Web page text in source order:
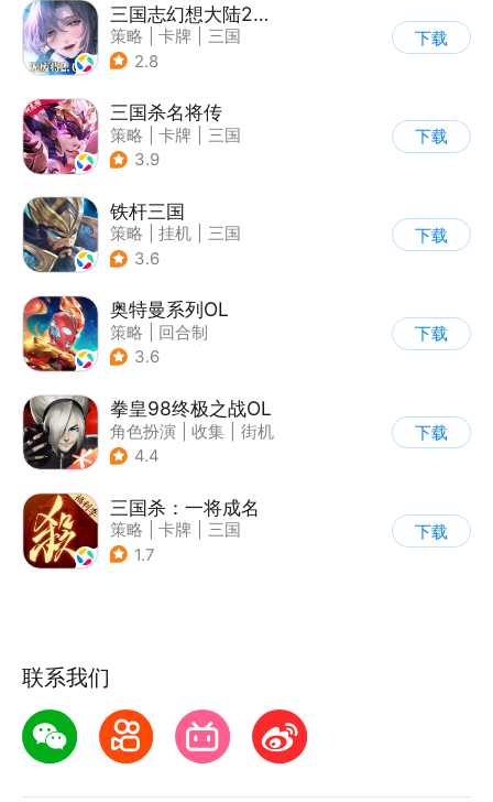
三国志幻想大陆2：枭之歌
策略 卡牌
三国
| 剧情
2.8
下载
三国杀名将传
策略 卡牌
三国
| Q版
3.9
下载
铁杆三国
策略 挂机
三国
| 中国风
3.6
下载
奥特曼系列OL
策略
回合制
| 动漫改编
3.6
下载
拳皇98终极之战OL
角色扮演 收集
街机
| 拳皇
4.4
下载
三国杀：一将成名
策略 卡牌
三国
| 三国杀
1.7
下载
联系我们